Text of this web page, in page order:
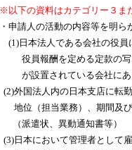
※以下の資料はカテゴリー３ま
・申請人の活動の内容等を明
(1)日本法人である会社の役員
役員報酬を定める定款の写
が設置されている会社にあ
(2)外国法人内の日本支店に転
地位（担当業務）、期間及び
（派遣状、異動通知書等）
(3)日本において管理者として